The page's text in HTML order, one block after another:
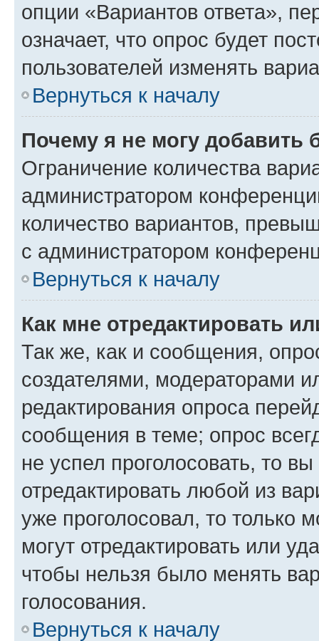
опции «Вариантов ответа»,
означает, что опрос будет
пользователей изменять
Вернуться к началу
Почему я не могу добавить
Ограничение количества
администратором
количество вариантов,
с администратором
Вернуться к началу
Как мне отредактировать
Так же, как и сообщения,
создателями, модераторами
редактирования опроса
сообщения в теме; опрос
не успел проголосовать, то
отредактировать любой из
уже проголосовал, то только
могут отредактировать или
чтобы нельзя было менять
голосования.
Вернуться к началу